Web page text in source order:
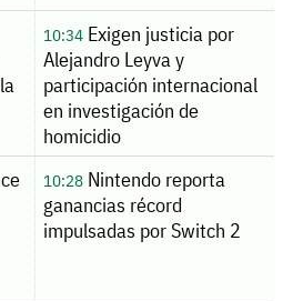
10:34Exigen justicia por
Alejandro Leyva y
participación internacional
en investigación de
homicidio
10:28Nintendo reporta
ganancias récord
impulsadas por Switch 2